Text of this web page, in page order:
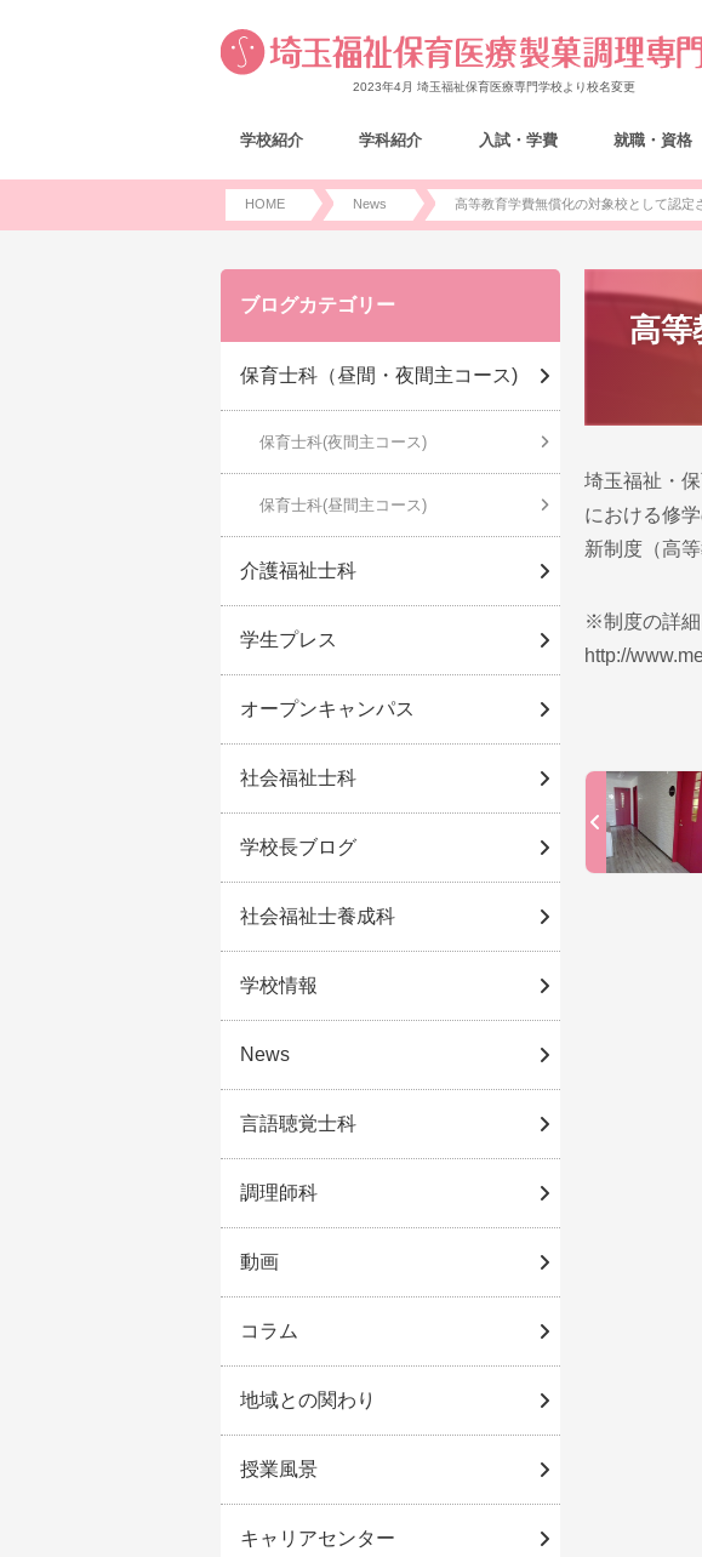
2023年4月 埼玉福祉保育医療専門学校より校名変更
学校紹介 学科紹介 入試・学費 就職・資格
HOME News 高等教育学費無償化の対象校として認定
高等
埼玉福祉・
における修
新制度（高
※制度の詳細
http://
ブログカテゴリー
保育士科（昼間・夜間主コース)
保育士科(夜間主コース)
保育士科(昼間主コース)
介護福祉士科
学生プレス
オープンキャンパス
社会福祉士科
学校長ブログ
社会福祉士養成科
学校情報
News
言語聴覚士科
調理師科
動画
コラム
地域との関わり
授業風景
キャリアセンター